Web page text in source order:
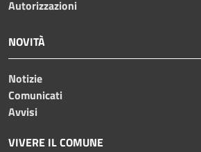
Autorizzazioni
NOVITÀ
Notizie
Comunicati
Avvisi
VIVERE IL COMUNE